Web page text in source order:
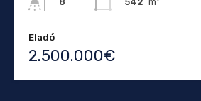
Eladó
2.500.000€